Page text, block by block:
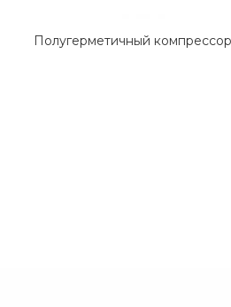
Полугерметичный